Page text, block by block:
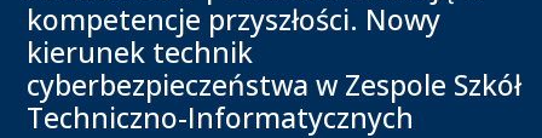
kompetencje przyszłości. Nowy
kierunek technik
cyberbezpieczeństwa w Zespole Szkół
Techniczno-Informatycznych